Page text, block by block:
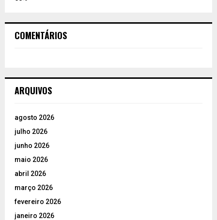
COMENTÁRIOS
ARQUIVOS
agosto 2026
julho 2026
junho 2026
maio 2026
abril 2026
março 2026
fevereiro 2026
janeiro 2026